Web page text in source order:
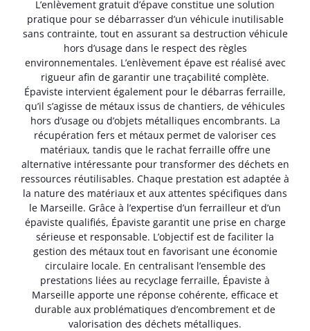
L’enlèvement gratuit d’épave constitue une solution
pratique pour se débarrasser d’un véhicule inutilisable
sans contrainte, tout en assurant sa destruction véhicule
hors d’usage dans le respect des règles
environnementales. L’enlèvement épave est réalisé avec
rigueur afin de garantir une traçabilité complète.
Épaviste intervient également pour le débarras ferraille,
qu’il s’agisse de métaux issus de chantiers, de véhicules
hors d’usage ou d’objets métalliques encombrants. La
récupération fers et métaux permet de valoriser ces
matériaux, tandis que le rachat ferraille offre une
alternative intéressante pour transformer des déchets en
ressources réutilisables. Chaque prestation est adaptée à
la nature des matériaux et aux attentes spécifiques dans
le Marseille. Grâce à l’expertise d’un ferrailleur et d’un
épaviste qualifiés, Épaviste garantit une prise en charge
sérieuse et responsable. L’objectif est de faciliter la
gestion des métaux tout en favorisant une économie
circulaire locale. En centralisant l’ensemble des
prestations liées au recyclage ferraille, Épaviste à
Marseille apporte une réponse cohérente, efficace et
durable aux problématiques d’encombrement et de
valorisation des déchets métalliques.